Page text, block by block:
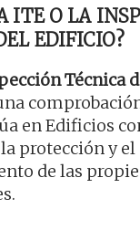
ITE O LA
EDIFICIO?
Técnica
en Edificios
protección y
de las